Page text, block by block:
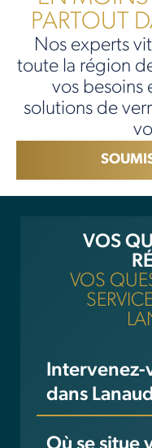
PARTOUT
Nos experts
toute la région
vos besoins
solutions de
VOS
VOS
Intervenez-
dans